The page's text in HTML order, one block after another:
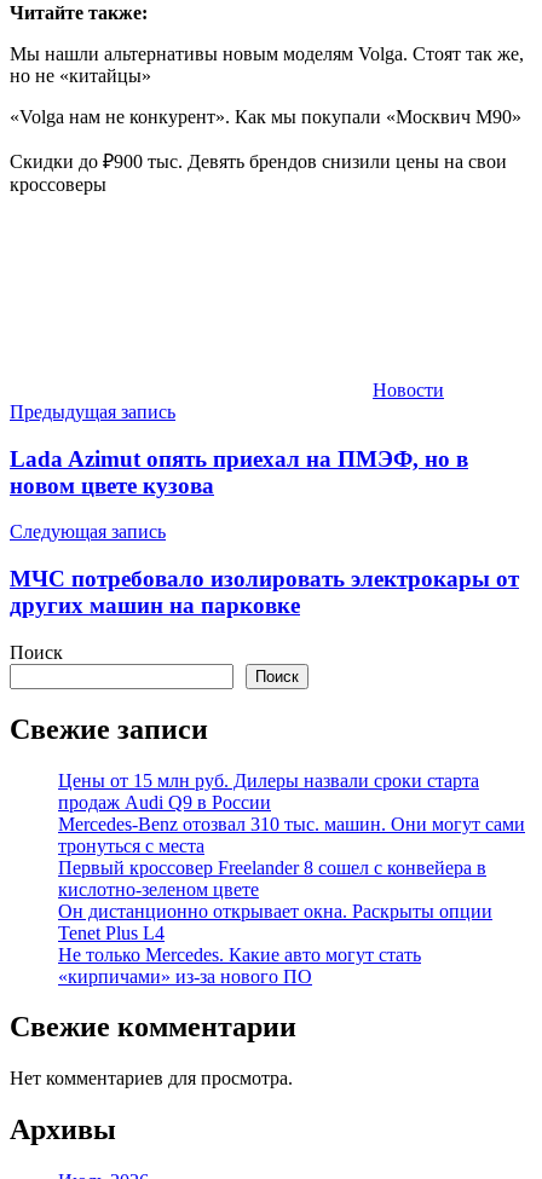
Читайте также:
Мы нашли альтернативы новым моделям Volga. Стоят так же,
но не «китайцы»
«Volga нам не конкурент». Как мы покупали «Москвич М90»
Скидки до ₽900 тыс. Девять брендов снизили цены на свои
кроссоверы
Новости
Навигация
по
записям
Предыдущая запись
Lada Azimut опять приехал на ПМЭФ, но в
новом цвете кузова
Следующая запись
МЧС потребовало изолировать электрокары от
других машин на парковке
Поиск
Поиск
Свежие записи
Цены от 15 млн руб. Дилеры назвали сроки старта
продаж Audi Q9 в России
Mercedes-Benz отозвал 310 тыс. машин. Они могут сами
тронуться с места
Первый кроссовер Freelander 8 сошел с конвейера в
кислотно-зеленом цвете
Он дистанционно открывает окна. Раскрыты опции
Tenet Plus L4
Не только Mercedes. Какие авто могут стать
«кирпичами» из-за нового ПО
Свежие комментарии
Нет комментариев для просмотра.
Архивы